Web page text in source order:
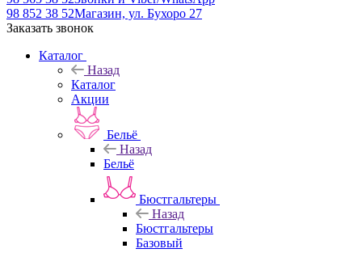
98 852 38 52Магазин, ул. Бухоро 27
Заказать звонок
Каталог
Назад
Каталог
Акции
Бельё
Назад
Бельё
Бюстгальтеры
Назад
Бюстгальтеры
Базовый